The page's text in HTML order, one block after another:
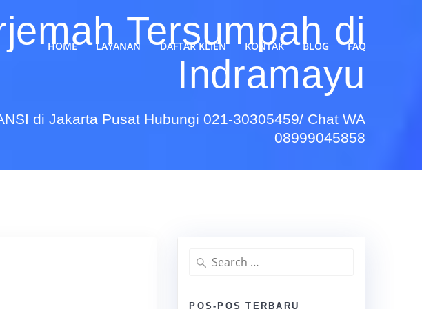
HOME LAYANAN DAFTAR KLIEN KONTAK BLOG FAQ
Tersumpah di
Indramayu
di Jakarta Pusat Hubungi 021-30305459/ Chat WA
08999045858
Search
for:
POS-POS TERBARU